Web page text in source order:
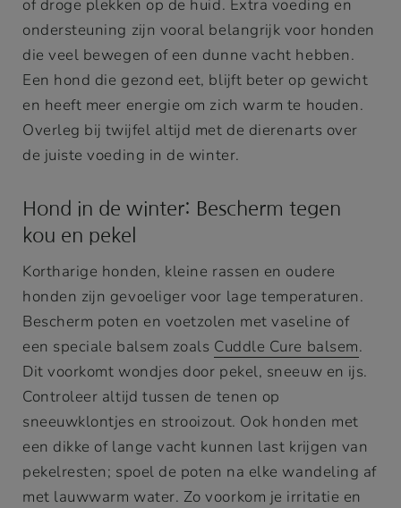
of droge plekken op de huid. Extra voeding en
ondersteuning zijn vooral belangrijk voor honden
die veel bewegen of een dunne vacht hebben.
Een hond die gezond eet, blijft beter op gewicht
en heeft meer energie om zich warm te houden.
Overleg bij twijfel altijd met de dierenarts over
de juiste voeding in de winter.
Hond in de winter: Bescherm tegen
kou en pekel
Kortharige honden, kleine rassen en oudere
honden zijn gevoeliger voor lage temperaturen.
Bescherm poten en voetzolen met vaseline of
een speciale balsem zoals Cuddle Cure balsem.
Dit voorkomt wondjes door pekel, sneeuw en ijs.
Controleer altijd tussen de tenen op
sneeuwklontjes en strooizout. Ook honden met
een dikke of lange vacht kunnen last krijgen van
pekelresten; spoel de poten na elke wandeling af
met lauwwarm water. Zo voorkom je irritatie en